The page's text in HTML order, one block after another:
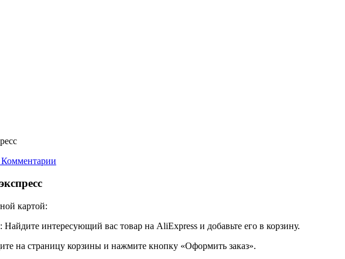
картой:
Найдите интересующий вас товар на AliExpress и добавьте его в корзину.
на страницу корзины и нажмите кнопку «Оформить заказ».